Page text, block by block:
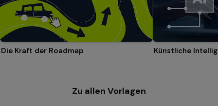
Die Kraft der Roadmap
Zu allen Vorlagen